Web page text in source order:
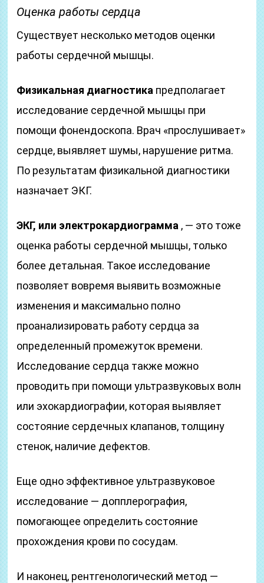
Оценка работы сердца
Существует несколько методов оценки
работы сердечной мышцы.
Физикальная диагностика предполагает
исследование сердечной мышцы при
помощи фонендоскопа. Врач «прослушивает»
сердце, выявляет шумы, нарушение ритма.
По результатам физикальной диагностики
назначает ЭКГ.
ЭКГ, или электрокардиограмма , — это тоже
оценка работы сердечной мышцы, только
более детальная. Такое исследование
позволяет вовремя выявить возможные
изменения и максимально полно
проанализировать работу сердца за
определенный промежуток времени.
Исследование сердца также можно
проводить при помощи ультразвуковых волн
или эхокардиографии, которая выявляет
состояние сердечных клапанов, толщину
стенок, наличие дефектов.
Еще одно эффективное ультразвуковое
исследование — допплерография,
помогающее определить состояние
прохождения крови по сосудам.
И наконец, рентгенологический метод —